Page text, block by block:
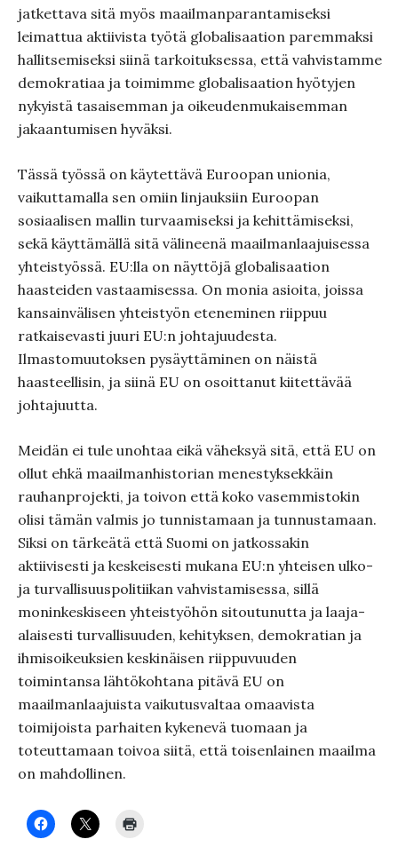
jatkettava sitä myös maailmanparantamiseksi
leimattua aktiivista työtä globalisaation paremmaksi
hallitsemiseksi siinä tarkoituksessa, että vahvistamme
demokratiaa ja toimimme globalisaation hyötyjen
nykyistä tasaisemman ja oikeudenmukaisemman
jakaantumisen hyväksi.
Tässä työssä on käytettävä Euroopan unionia,
vaikuttamalla sen omiin linjauksiin Euroopan
sosiaalisen mallin turvaamiseksi ja kehittämiseksi,
sekä käyttämällä sitä välineenä maailmanlaajuisessa
yhteistyössä. EU:lla on näyttöjä globalisaation
haasteiden vastaamisessa. On monia asioita, joissa
kansainvälisen yhteistyön eteneminen riippuu
ratkaisevasti juuri EU:n johtajuudesta.
Ilmastomuutoksen pysäyttäminen on näistä
haasteellisin, ja siinä EU on osoittanut kiitettävää
johtajuutta.
Meidän ei tule unohtaa eikä väheksyä sitä, että EU on
ollut ehkä maailmanhistorian menestyksekkäin
rauhanprojekti, ja toivon että koko vasemmistokin
olisi tämän valmis jo tunnistamaan ja tunnustamaan.
Siksi on tärkeätä että Suomi on jatkossakin
aktiivisesti ja keskeisesti mukana EU:n yhteisen ulko-
ja turvallisuuspolitiikan vahvistamisessa, sillä
moninkeskiseen yhteistyöhön sitoutunutta ja laaja-
alaisesti turvallisuuden, kehityksen, demokratian ja
ihmisoikeuksien keskinäisen riippuvuuden
toimintansa lähtökohtana pitävä EU on
maailmanlaajuista vaikutusvaltaa omaavista
toimijoista parhaiten kykenevä tuomaan ja
toteuttamaan toivoa siitä, että toisenlainen maailma
on mahdollinen.